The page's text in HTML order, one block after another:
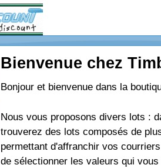
Bienvenue chez
Bonjour et bienvenue dans la
Nous vous proposons divers lots :
trouverez des lots composés de
permettant d'affranchir vos
de sélectionner les valeurs qui